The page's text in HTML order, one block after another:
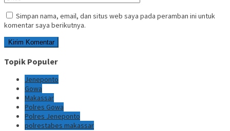
Simpan nama, email, dan situs web saya pada peramban ini untuk
komentar saya berikutnya.
Topik Populer
Jeneponto
Gowa
Makassar
Polres Gowa
Polres Jeneponto
polrestabes makassar